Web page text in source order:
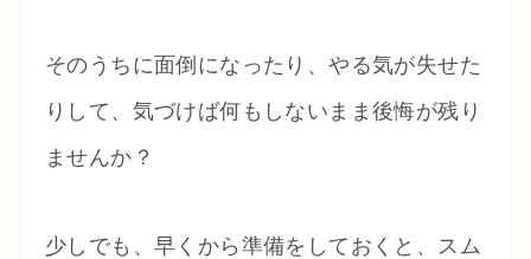
そのうちに面倒になったり、やる気が失せた
りして、気づけば何もしないまま後悔が残り
ませんか？
少しでも、早くから準備をしておくと、スム